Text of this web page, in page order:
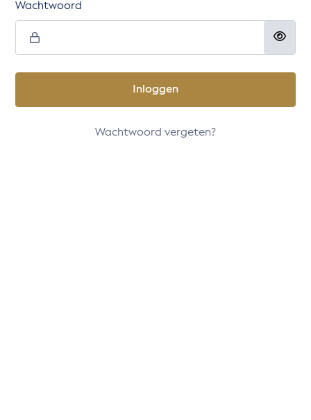
Wachtwoord
Inloggen
Wachtwoord vergeten?